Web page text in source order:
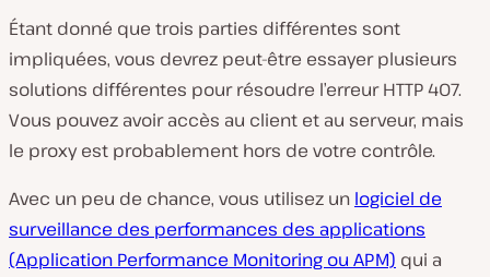
Étant donné que trois parties différentes sont
impliquées, vous devrez peut-être essayer plusieurs
solutions différentes pour résoudre l’erreur HTTP 407.
Vous pouvez avoir accès au client et au serveur, mais
le proxy est probablement hors de votre contrôle.
Avec un peu de chance, vous utilisez un logiciel de
surveillance des performances des applications
(Application Performance Monitoring ou APM) qui a